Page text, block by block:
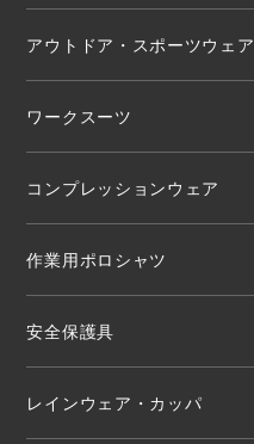
アウトドア・スポーツウェア
ワークスーツ
コンプレッションウェア
作業用ポロシャツ
安全保護具
レインウェア・カッパ